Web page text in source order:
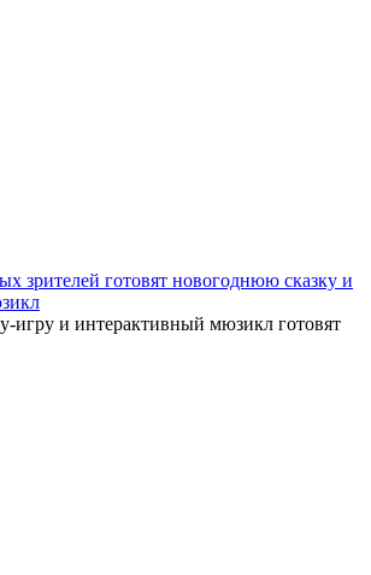
зрителей готовят новогоднюю сказку и
игру и интерактивный мюзикл готовят